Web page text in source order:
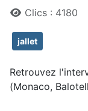
Clics : 4180
jallet
Retrouvez
(Monaco,